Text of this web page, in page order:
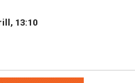
13:10